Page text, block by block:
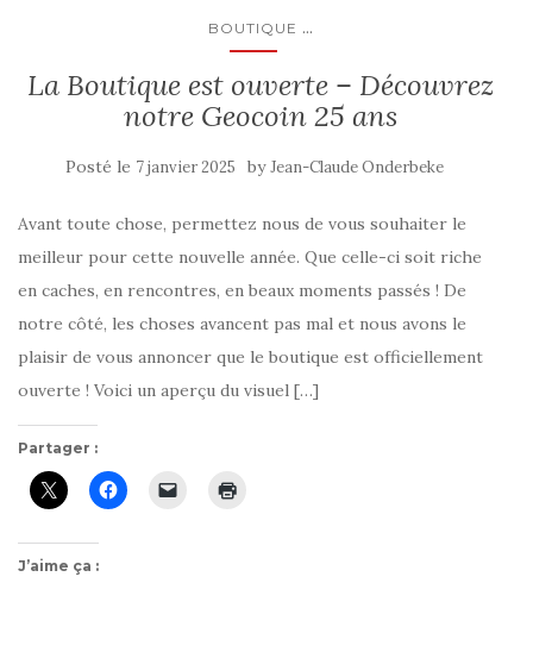
BOUTIQUE ...
La Boutique est ouverte – Découvrez
notre Geocoin 25 ans
Posté le 7 janvier 2025 byJean-Claude Onderbeke
Avant toute chose, permettez nous de vous souhaiter le
meilleur pour cette nouvelle année. Que celle-ci soit riche
en caches, en rencontres, en beaux moments passés ! De
notre côté, les choses avancent pas mal et nous avons le
plaisir de vous annoncer que le boutique est officiellement
ouverte ! Voici un aperçu du visuel […]
Partager :
J’aime ça :